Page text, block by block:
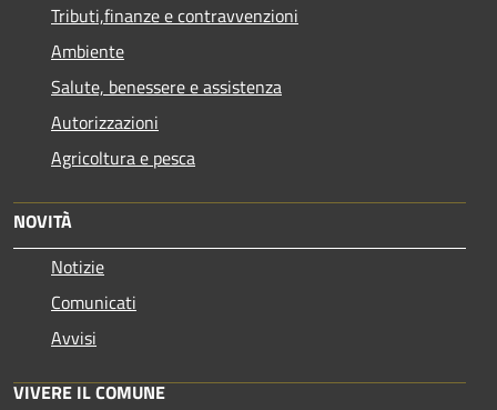
Tributi,finanze e contravvenzioni
Ambiente
Salute, benessere e assistenza
Autorizzazioni
Agricoltura e pesca
NOVITÀ
Notizie
Comunicati
Avvisi
VIVERE IL COMUNE